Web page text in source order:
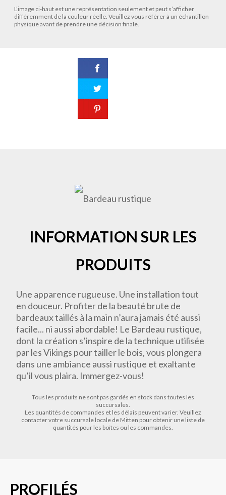
L’image ci-haut est une représentation seulement et peut s’afficher
différemment de la couleur réelle. Veuillez vous référer à un échantillon
physique avant de prendre une décision finale.
INFORMATION SUR LES
PRODUITS
Une apparence rugueuse. Une installation tout
en douceur. Profiter de la beauté brute de
bardeaux taillés à la main n’aura jamais été aussi
facile... ni aussi abordable! Le Bardeau rustique,
dont la création s’inspire de la technique utilisée
par les Vikings pour tailler le bois, vous plongera
dans une ambiance aussi rustique et exaltante
qu’il vous plaira. Immergez-vous!
Tous les produits ne sont pas gardés en stock dans toutes les
succursales.
Les quantités de commandes et les délais peuvent varier. Veuillez
contacter votre succursale locale de Mitten pour obtenir une liste de
quantités pour les boîtes ou les commandes.
PROFILÉS